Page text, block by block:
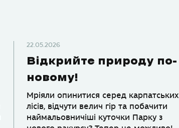
22.05.2026
Відкрийте природу по-
новому!
Мріяли опинитися серед карпатських
лісів, відчути велич гір та побачити
наймальовничіші куточки Парку з